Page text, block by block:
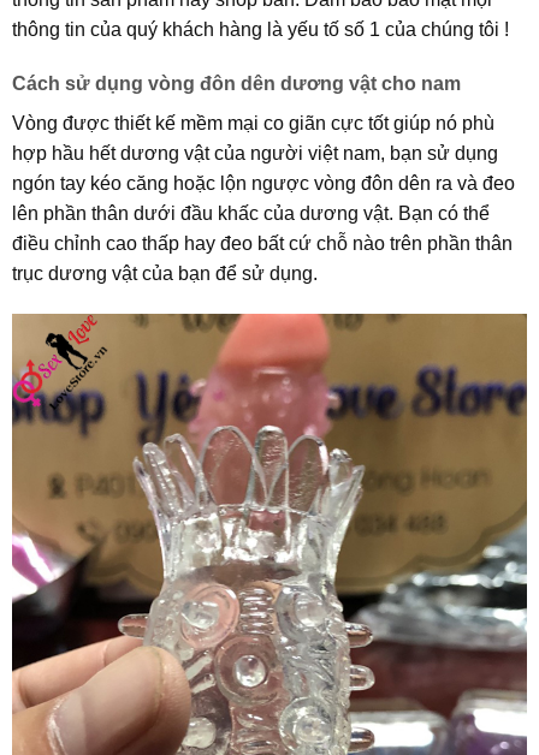
thông tin của quý khách hàng là yếu tố số 1 của chúng tôi !
Cách sử dụng vòng đôn dên dương vật cho nam
Vòng được thiết kế mềm mại co giãn cực tốt giúp nó phù
hợp hầu hết dương vật của người việt nam, bạn sử dụng
ngón tay kéo căng hoặc lộn ngược vòng đôn dên ra và đeo
lên phần thân dưới đầu khấc của dương vật. Bạn có thể
điều chỉnh cao thấp hay đeo bất cứ chỗ nào trên phần thân
trục dương vật của bạn để sử dụng.